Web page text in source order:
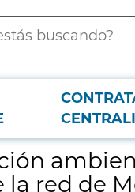
del aire en cuartos
la red de